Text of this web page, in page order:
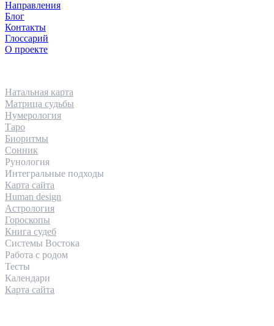
Направления
Блог
Контакты
Глоссарий
О проекте
Натальная карта
Матрица судьбы
Нумерология
Таро
Биоритмы
Сонник
Рунология
Интегральные подходы
Карта сайта
Human design
Астрология
Гороскопы
Книга судеб
Системы Востока
Работа с родом
Тесты
Календари
Карта сайта